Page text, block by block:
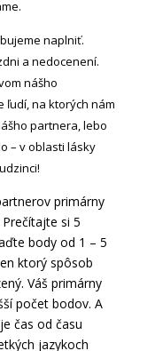
naplniť.
a nedocenení.
nášho
ľudí, na ktorých nám
partnera, lebo
– v oblasti lásky
primárny
si 5
body od 1 – 5
ktorý spôsob
Váš primárny
počet bodov. A
čas od času
jazykoch